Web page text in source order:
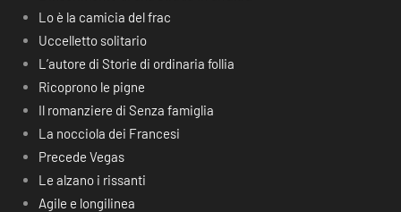
Lo è la camicia del frac
Uccelletto solitario
L’autore di Storie di ordinaria follia
Ricoprono le pigne
Il romanziere di Senza famiglia
La nocciola dei Francesi
Precede Vegas
Le alzano i rissanti
Agile e longilinea